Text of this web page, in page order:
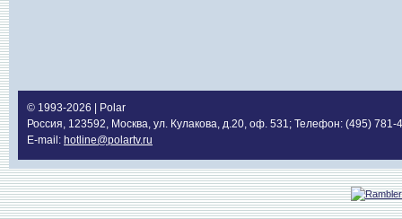
© 1993-2026 | Polar
Россия, 123592, Москва, ул. Кулакова, д.20, оф. 531; Телефон: (495)
E-mail: hotline@polartv.ru